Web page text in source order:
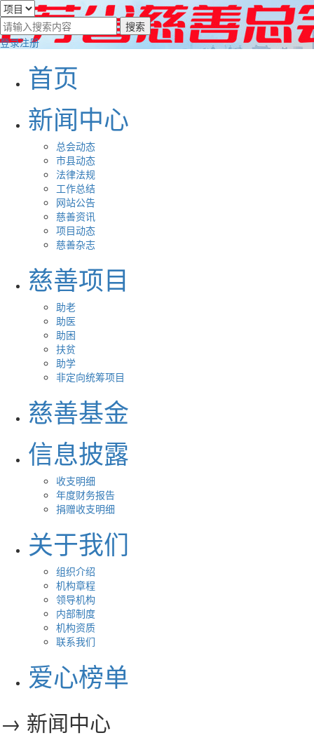
登录注册
首页
新闻中心
总会动态
市县动态
法律法规
工作总结
网站公告
慈善资讯
项目动态
慈善杂志
慈善项目
助老
助医
助困
扶贫
助学
非定向统筹项目
慈善基金
信息披露
收支明细
年度财务报告
捐赠收支明细
关于我们
组织介绍
机构章程
领导机构
内部制度
机构资质
联系我们
爱心榜单
→ 新闻中心